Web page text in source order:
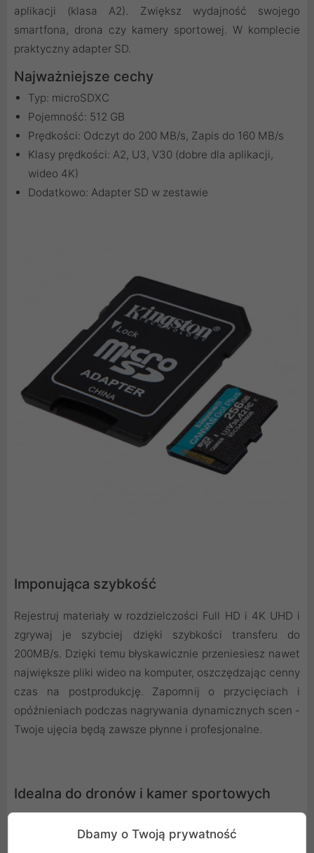
aplikacji (klasa A2). Zwiększ wydajność swojego
smartfona, drona czy kamery sportowej. W komplecie
praktyczny adapter SD.
Najważniejsze cechy
Typ: microSDXC
Pojemność: 512 GB
Prędkości: Odczyt do 200 MB/s, Zapis do 160 MB/s
Klasy prędkości: A2, U3, V30 (dobre dla aplikacji,
wideo 4K)
Dodatkowo: Adapter SD w zestawie
Imponująca szybkość
Rejestruj materiały w rozdzielczości Full HD i 4K UHD i
zgrywaj je szybciej dzięki szybkości transferu do
200MB/s. Dzięki temu błyskawicznie przeniesiesz nawet
największe pliki wideo na komputer, oszczędzając cenny
czas na postprodukcję. Zapomnij o przycięciach i
opóźnieniach podczas nagrywania dynamicznych scen -
Twoje ujęcia będą zawsze płynne i profesjonalne.
Idealna do dronów i kamer sportowych
Duża szybkość - UHS Speed Class 3 (U3) i Video Speed
Class 30 (V30) - to gwarancja niezawodności. Te
Dbamy o Twoją prywatność